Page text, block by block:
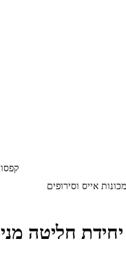
מכונות אייס וסירופים
יחידת חליטה מנירוסטה